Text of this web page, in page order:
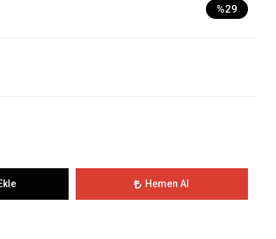
%29
Hemen Al